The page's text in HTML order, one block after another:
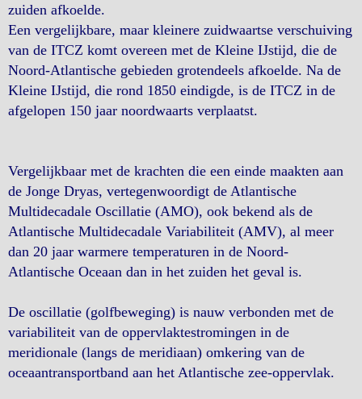
zuiden afkoelde.
Een vergelijkbare, maar kleinere zuidwaartse verschuiving
van de ITCZ ​​komt overeen met de Kleine IJstijd, die de
Noord-Atlantische gebieden grotendeels afkoelde. Na de
Kleine IJstijd, die rond 1850 eindigde, is de ITCZ ​​in de
afgelopen 150 jaar noordwaarts verplaatst.
Vergelijkbaar met de krachten die een einde maakten aan
de Jonge Dryas, vertegenwoordigt de Atlantische
Multidecadale Oscillatie (AMO), ook bekend als de
Atlantische Multidecadale Variabiliteit (AMV), al meer
dan 20 jaar warmere temperaturen in de Noord-
Atlantische Oceaan dan in het zuiden het geval is.
De oscillatie (golfbeweging) is nauw verbonden met de
variabiliteit van de oppervlaktestromingen in de
meridionale (langs de meridiaan) omkering van de
oceaantransportband aan het Atlantische zee-oppervlak.